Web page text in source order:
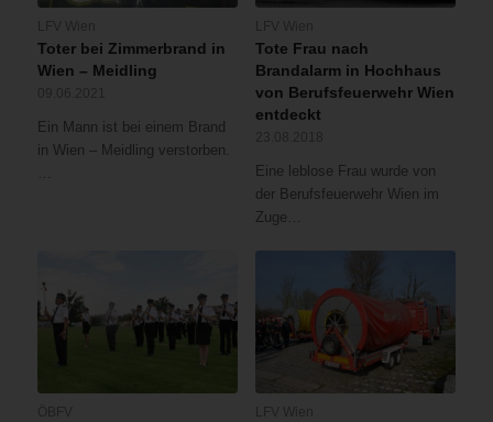
Toter bei Zimmerbrand in
Wien – Meidling
Ein Mann ist bei einem Brand
in Wien – Meidling verstorben.
…
Tote Frau nach
Brandalarm in Hochhaus
von Berufsfeuerwehr Wien
entdeckt
Eine leblose Frau wurde von
der Berufsfeuerwehr Wien im
Zuge…